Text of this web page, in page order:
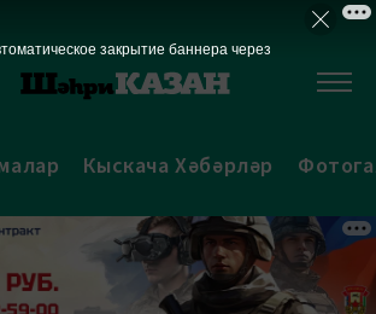
Кыскача Хәбәрләр
закрытие баннера через